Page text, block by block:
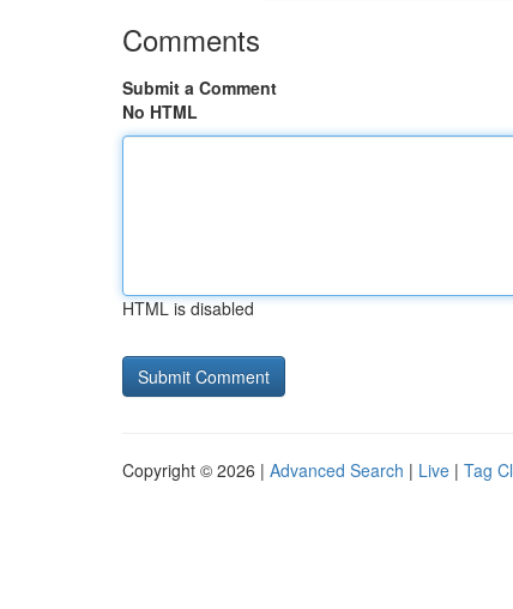
Comments
Submit a Comment
No HTML
HTML is disabled
Copyright © 2026 | Advanced Search | Live | Tag